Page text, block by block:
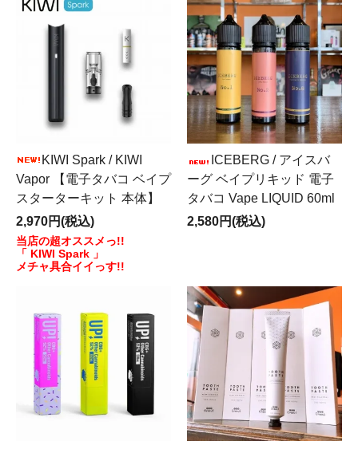
KIWI Spark / KIWI
Vapor 【電子タバコ ベイプ
スターターキット 本体】
2,970円(税込)
当店の超オススメっ!!
「 KIWI Spark 」
メチャ具合イイっす!!
ICEBERG / アイスバ
ーグ ベイプリキッド 電子
タバコ Vape LIQUID 60ml
2,580円(税込)